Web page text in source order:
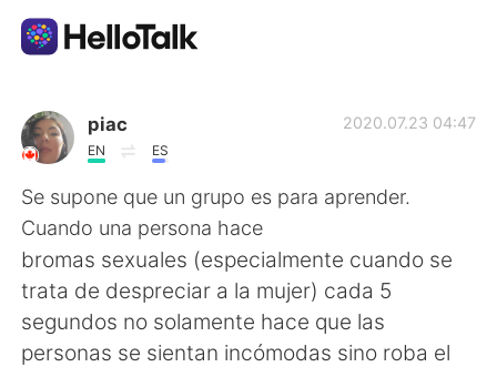
Sprachaustausch-App
AI Grammar Checker
Deutsch
English 简体中文
piac
EN ES
2020.07.23 04:47
Se supone que un grupo es para aprender.
Cuando una persona hace
bromas sexuales (especialmente cuando se
trata de despreciar a la mujer) cada 5
segundos no solamente hace que las
personas se sientan incómodas sino roba el